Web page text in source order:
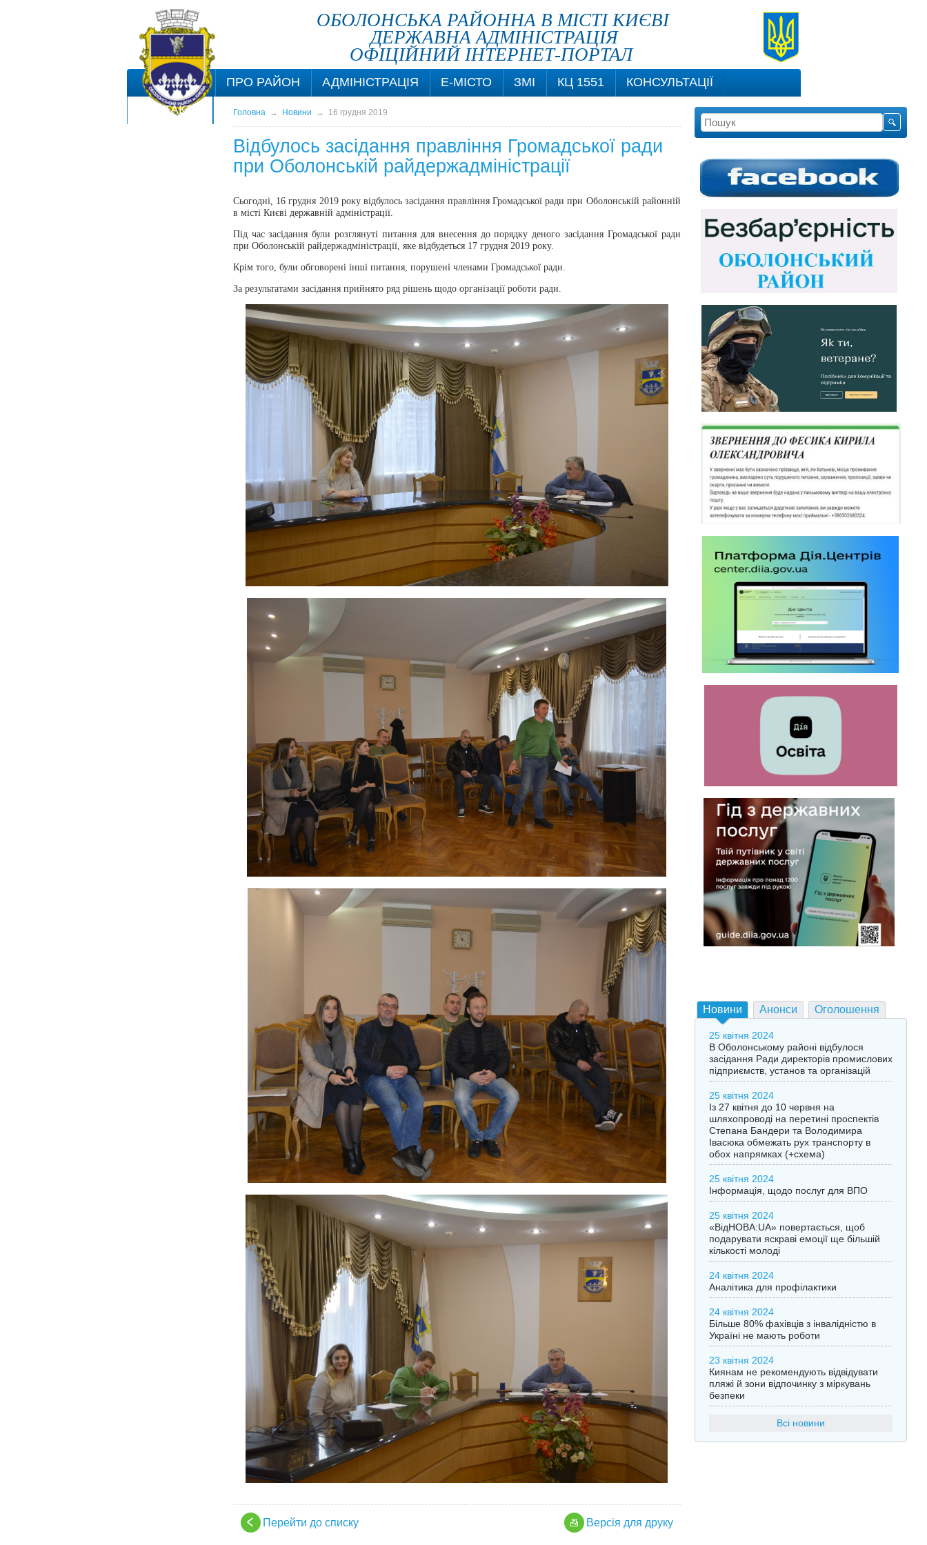
ОБОЛОНСЬКА РАЙОННА В МІСТІ КИЄВІ
ДЕРЖАВНА АДМІНІСТРАЦІЯ
ОФІЦІЙНИЙ ІНТЕРНЕТ-ПОРТАЛ
ПРО РАЙОН АДМІНІСТРАЦІЯ Е-МІСТО ЗМІ КЦ 1551
КОНСУЛЬТАЦІЇ
КОНТАКТИ
Головна→ Новини → 16 грудня 2019
Відбулось засідання правління Громадської ради
при Оболонській райдержадміністрації
Сьогодні, 16 грудня 2019 року відбулось засідання правління Громадської ради при Оболонській районній
в місті Києві державній адміністрації.
Під час засідання були розглянуті питання для внесення до порядку деного засідання Громадської ради
при Оболонській райдержадміністрації, яке відбудеться 17 грудня 2019 року.
Крім того, були обговорені інші питання, порушені членами Громадської ради.
За результатами засідання прийнято ряд рішень щодо організації роботи ради.
Перейти до списку Версiя для друку
Новини Анонси Оголошення
25 квітня 2024
В Оболонському районі відбулося
засідання Ради директорів промислових
підприємств, установ та організацій
25 квітня 2024
Із 27 квітня до 10 червня на
шляхопроводі на перетині проспектів
Степана Бандери та Володимира
Івасюка обмежать рух транспорту в
обох напрямках (+схема)
25 квітня 2024
Інформація, щодо послуг для ВПО
25 квітня 2024
«ВідНОВА:UA» повертається, щоб
подарувати яскраві емоції ще більшій
кількості молоді
24 квітня 2024
Аналітика для профілактики
24 квітня 2024
Більше 80% фахівців з інвалідністю в
Україні не мають роботи
23 квітня 2024
Киянам не рекомендують відвідувати
пляжі й зони відпочинку з міркувань
безпеки
Всі новини